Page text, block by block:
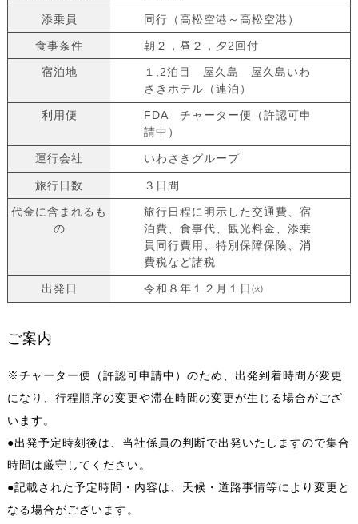
添乗員 同行（高松空港～高松空港）
食事条件 朝２，昼２，夕2回付
宿泊地
１,2泊目 屋久島 屋久島いわ
さきホテル（連泊）
利用便
FDA チャーター便（許認可申
請中）
運行会社 いわさきグループ
旅行日数 ３日間
代金に含まれるも
の
旅行日程に明示した交通費、宿
泊費、食事代、観光料金、添乗
員同行費用、特別保障保険、消
費税など諸税
出発日 令和８年１２月１日㈫
ご案内
※チャーター便（許認可申請中）のため、出発到着時間が変更
になり、行程順序の変更や滞在時間の変更が生じる場合がござ
います。
●出発予定時刻後は、当社係員の判断で出発いたしますので集合
時間は厳守してください。
●記載された予定時間・内容は、天候・道路事情等により変更と
なる場合がございます。